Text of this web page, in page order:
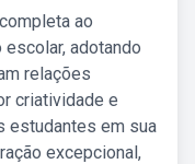
ao
adotando
relações
criatividade e
estudantes em sua
excepcional,